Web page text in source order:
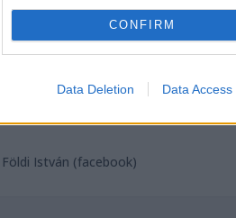
CONFIRM
Data Deletion Data Access
István (facebook)